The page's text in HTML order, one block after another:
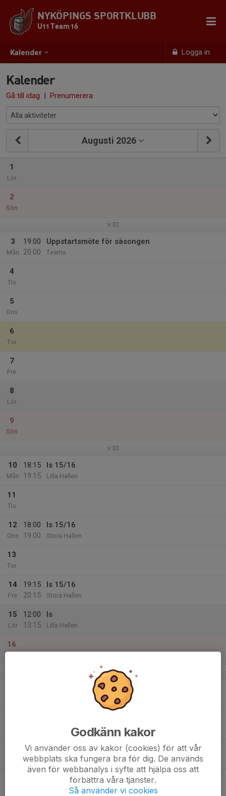
Kalender Logga in
NYKÖPINGS SPORTKLUBB
U11 Team 16
Kalender
Gå till idag | Prenumerera
Augusti 2026
1
Lör
2
Sön
v.32
3
Mån
19:00
20:00
Uppstartsmöte för säsongen
Teams
4
Tis
5
Ons
6
Tor
7
Fre
8
Lör
9
Sön
v.33
10
Mån
18:15
19:15
Is 15/16
Lilla Hallen
11
Tis
12
Ons
18:00
19:00
Is 15/16
Stora Hallen
13
Tor
14
Fre
19:15
20:15
Is 15/16
Stora Hallen
15
Lör
12:00
13:15
Is
Lilla Hallen
16
v.34
Föräldramöte och cupmöte
Rosvalla
Godkänn kakor
Vi använder oss av kakor (cookies) för att vår
webbplats ska fungera bra för dig. De används
även för webbanalys i syfte att hjälpa oss att
förbättra våra tjänster.
Så använder vi cookies